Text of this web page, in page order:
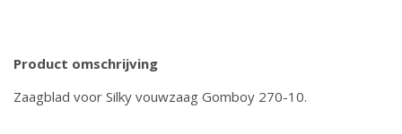
Product omschrijving
Zaagblad voor Silky vouwzaag Gomboy 270-10.